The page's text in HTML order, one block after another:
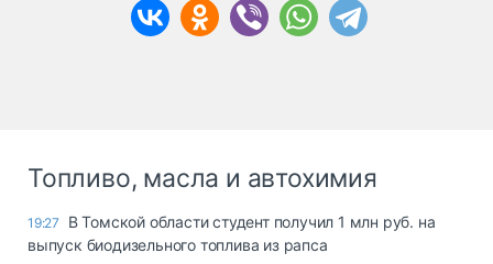
Топливо, масла и автохимия
19:27
В Томской области студент получил 1 млн руб. на
выпуск биодизельного топлива из рапса